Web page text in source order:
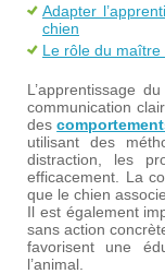
Adapter
chien
Le rôle du maître
L’apprentissage
communication
des
utilisant des
distraction, les
efficacement. La
que le chien
Il est également
sans action
favorisent une
l’animal.